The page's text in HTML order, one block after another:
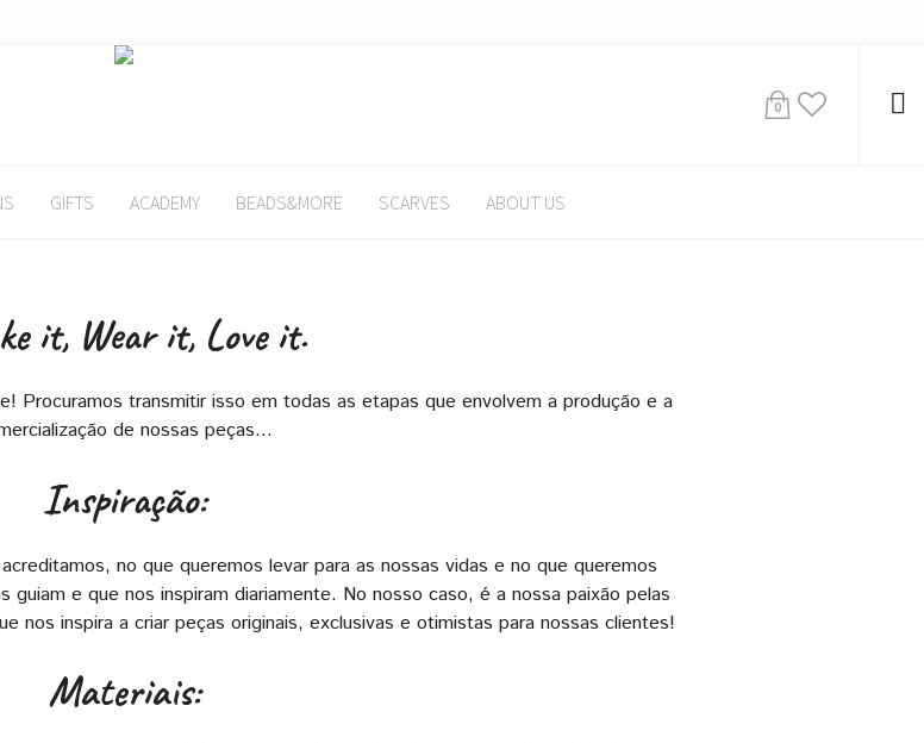
0
GIFTS ACADEMY BEADS&MORE SCARVES ABOUT US
it, Wear it, Love it.
Procuramos transmitir isso em todas as etapas que envolvem a produção e a
de nossas peças…
Inspiração:
no que queremos levar para as nossas vidas e no que queremos
e que nos inspiram diariamente. No nosso caso, é a nossa paixão pelas
nos inspira a criar peças originais, exclusivas e otimistas para nossas clientes!
Materiais: